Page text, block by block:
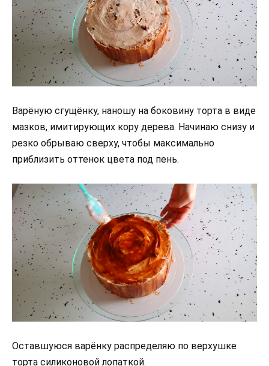
Варёную сгущёнку, наношу на боковину торта в виде
мазков, имитирующих кору дерева. Начинаю снизу и
резко обрываю сверху, чтобы максимально
приблизить оттенок цвета под пень.
Оставшуюся варёнку распределяю по верхушке
торта силиконовой лопаткой.